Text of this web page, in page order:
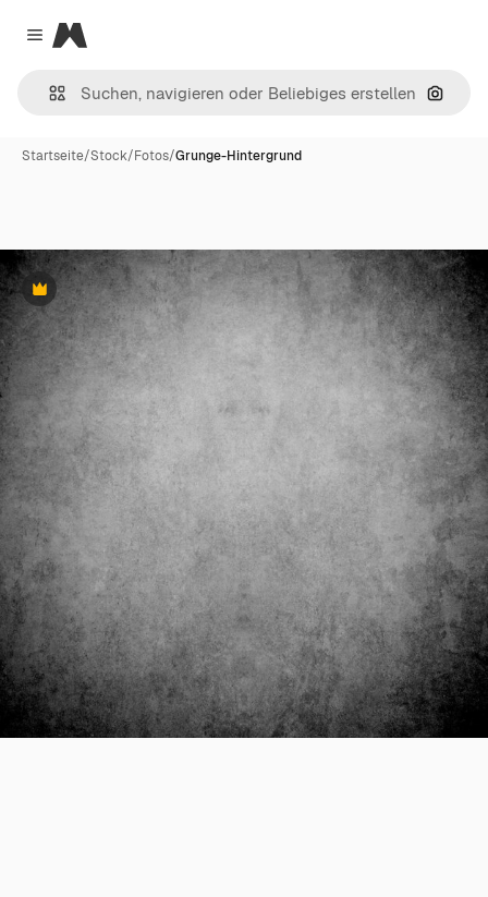
Close menu
Magnific
Nach
Startseite/Stock/Fotos/Grunge-Hintergrund
Premium